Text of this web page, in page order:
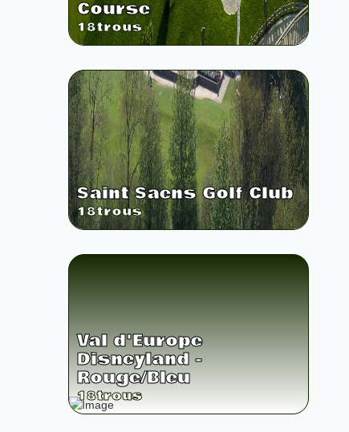
Course
18trous
Saint Saens Golf Club
18trous
Val d'Europe
Disneyland -
Rouge/Bleu
18trous